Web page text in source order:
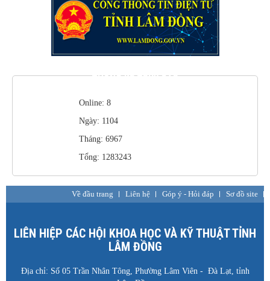
THỐNG KÊ TRUY CẬP
Online: 8
Ngày: 1104
Tháng: 6967
Tổng: 1283243
Về đầu trang Liên hệ Góp ý - Hỏi đáp Sơ đồ site
LIÊN HIỆP CÁC HỘI KHOA HỌC VÀ KỸ THUẬT TỈNH
LÂM ĐỒNG
Địa chỉ: Số 05 Trần Nhân Tông, Phường Lâm Viên - Đà Lạt, tỉnh